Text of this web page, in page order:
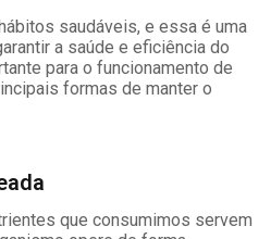
saudáveis, e essa é uma
a saúde e eficiência do
para o funcionamento de
formas de manter o
que consumimos servem